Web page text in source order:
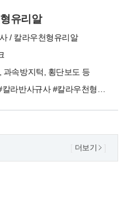
유리알
/ 칼라우천형유리알
과속방지턱, 횡단보도 등
더보기